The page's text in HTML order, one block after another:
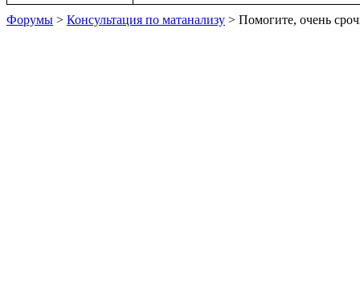
Форумы > Консультация по матанализу > Помогите, очень